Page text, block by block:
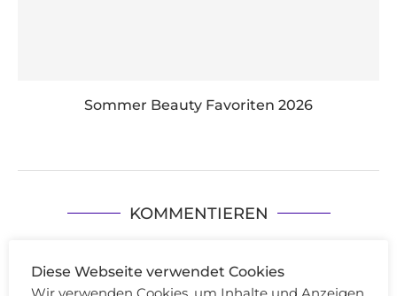
Sommer Beauty Favoriten 2026
KOMMENTIEREN
Diese Webseite verwendet Cookies